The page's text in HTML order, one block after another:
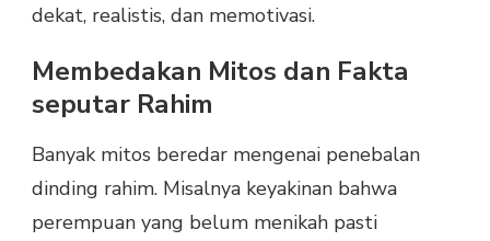
dekat, realistis, dan memotivasi.
Membedakan Mitos dan Fakta
seputar Rahim
Banyak mitos beredar mengenai penebalan
dinding rahim. Misalnya keyakinan bahwa
perempuan yang belum menikah pasti